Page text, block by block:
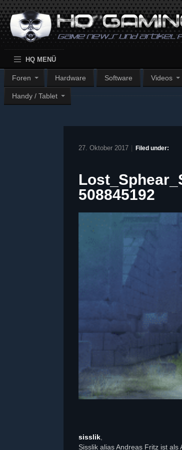
HQ MENÜ
Foren Hardware Software Videos
Handy / Tablet
27. Oktober 2017 Filed under:
508845192
sisslik,
Sisslik alias Andreas Fritz ist